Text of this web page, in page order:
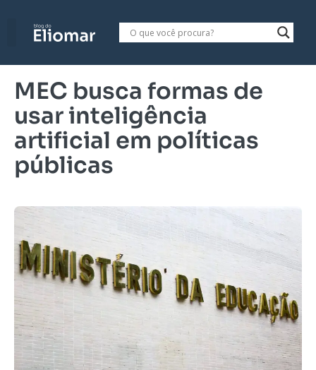
MEC busca formas de
usar inteligência
artificial em políticas
públicas